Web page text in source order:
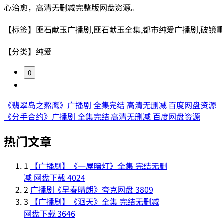
心治愈，高清无删减完整版网盘资源。
【标签】匪石献玉广播剧,匪石献玉全集,都市纯爱广播剧,破镜
【分类】纯爱
0
《翡翠岛之熬鹰》广播剧 全集完结 高清无删减 百度网盘资源
《分手合约》广播剧 全集完结 高清无删减 百度网盘资源
热门文章
1
【广播剧】《一屋暗灯》全集 完结无删
减 网盘下载4024
2 广播剧《早春晴朗》夸克网盘3809
3
【广播剧】《洄天》全集 完结无删减
网盘下载3646